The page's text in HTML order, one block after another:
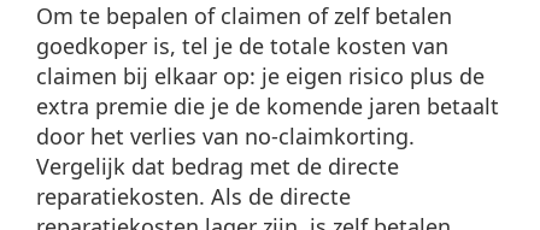
Om te bepalen of claimen of zelf betalen
goedkoper is, tel je de totale kosten van
claimen bij elkaar op: je eigen risico plus de
extra premie die je de komende jaren betaalt
door het verlies van no-claimkorting.
Vergelijk dat bedrag met de directe
reparatiekosten. Als de directe